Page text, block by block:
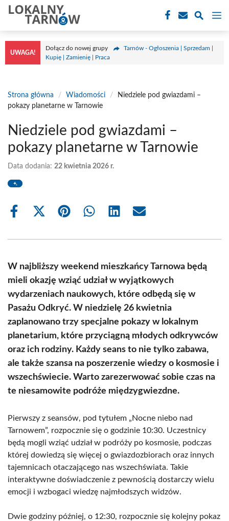
Przejdź
treści
UWAGA!
Dołącz do nowej grupy
Tarnów - Ogłoszenia | Sprzedam |
Kupię | Zamienię | Praca
Strona główna / Wiadomości /
Niedziele pod gwiazdami –
pokazy planetarne w Tarnowie
Niedziele pod gwiazdami –
pokazy planetarne w Tarnowie
Data dodania: 22 kwietnia 2026 r.
Share
Share
(Twitter)
Share Share Share Share
W najbliższy weekend mieszkańcy Tarnowa będą
mieli okazję wziąć udział w wyjątkowych
wydarzeniach naukowych, które odbędą się w
Pasażu Odkryć. W niedzielę 26 kwietnia
zaplanowano trzy specjalne pokazy w lokalnym
planetarium, które przyciągną młodych odkrywców
oraz ich rodziny. Każdy seans to nie tylko zabawa,
ale także szansa na poszerzenie wiedzy o kosmosie i
wszechświecie. Warto zarezerwować sobie czas na
te niesamowite podróże międzygwiezdne.
Pierwszy z seansów, pod tytułem „Nocne niebo nad
Tarnowem”, rozpocznie się o godzinie 10:30. Uczestnicy
będą mogli wziąć udział w podróży po kosmosie, podczas
której dowiedzą się więcej o gwiazdozbiorach oraz innych
tajemnicach otaczającego nas wszechświata. Takie
interaktywne doświadczenie z pewnością dostarczy wielu
emocji i wzbogaci wiedzę najmłodszych widzów.
Dwie godziny później, o 12:30, rozpocznie się kolejny pokaz